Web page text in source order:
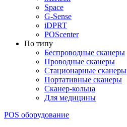
Space
G-Sense
iDPRT
POScenter
По типу
Беспроводные сканеры
Проводные сканеры
Стационарные сканеры
Портативные сканеры
Сканер-кольца
Для медицины
POS оборудование